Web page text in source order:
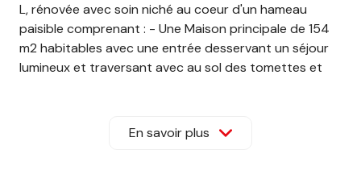
L, rénovée avec soin niché au coeur d'un hameau
paisible comprenant : - Une Maison principale de 154
m2 habitables avec une entrée desservant un séjour
lumineux et traversant avec au sol des tomettes et
piscine, la campagne. Vous pourrez également vous
détendre dans votre sofa et profiter de belles
En savoir plus